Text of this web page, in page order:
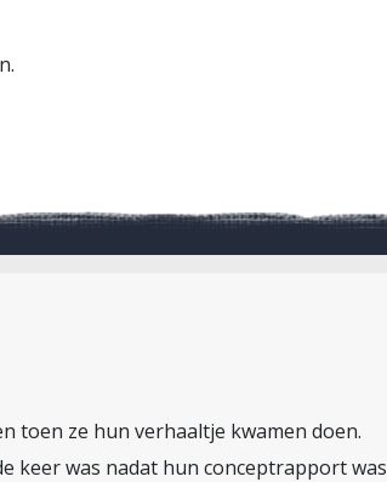
toen ze hun verhaaltje kwamen doen.
keer was nadat hun conceptrapport was